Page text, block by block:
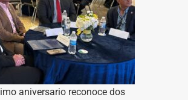
aniversario reconoce dos